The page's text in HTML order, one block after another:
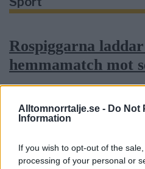
Alltomnorrtalje.se - Do Not
Information
If you wish to opt-out of the
processing of your personal or
Rospiggarna
hemmamatch mot
BKV går med i
med AIK
Rospiggarna tog ny